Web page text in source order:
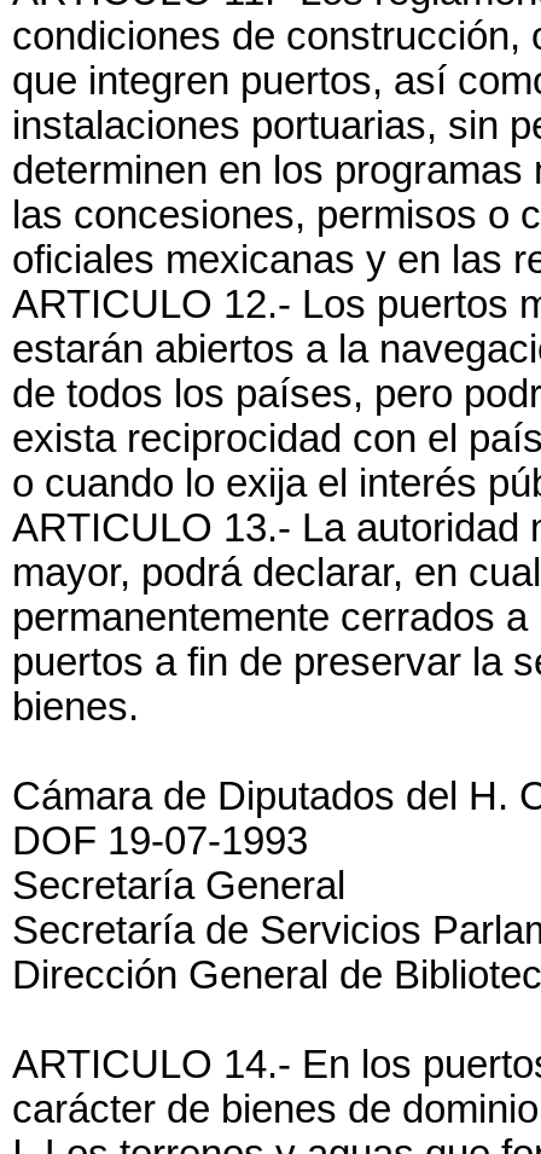
condiciones de construcción,
que integren puertos, así
instalaciones portuarias, sin
determinen en los
las concesiones, permisos o
oficiales mexicanas y en las
ARTICULO 12.- Los puertos
estarán abiertos a la
de todos los países, pero
exista reciprocidad con el
o cuando lo exija el interés
ARTICULO 13.- La autoridad
mayor, podrá declarar, en
permanentemente cerrados
puertos a fin de preservar la
bienes.
Cámara de Diputados del H.
DOF 19-07-1993
Secretaría General
Secretaría de Servicios
Dirección General de
ARTICULO 14.- En los
carácter de bienes de